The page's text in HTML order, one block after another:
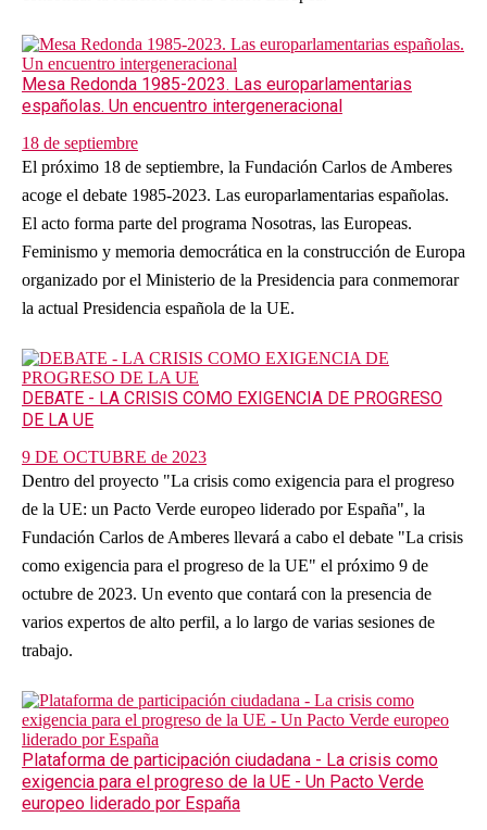
Mesa Redonda 1985-2023. Las europarlamentarias
españolas. Un encuentro intergeneracional
18 de septiembre
El próximo 18 de septiembre, la Fundación Carlos de Amberes
acoge el debate 1985-2023. Las europarlamentarias españolas.
El acto forma parte del programa Nosotras, las Europeas.
Feminismo y memoria democrática en la construcción de Europa
organizado por el Ministerio de la Presidencia para conmemorar
la actual Presidencia española de la UE.
DEBATE - LA CRISIS COMO EXIGENCIA DE PROGRESO
DE LA UE
9 DE OCTUBRE de 2023
Dentro del proyecto "La crisis como exigencia para el progreso
de la UE: un Pacto Verde europeo liderado por España", la
Fundación Carlos de Amberes llevará a cabo el debate "La crisis
como exigencia para el progreso de la UE" el próximo 9 de
octubre de 2023. Un evento que contará con la presencia de
varios expertos de alto perfil, a lo largo de varias sesiones de
trabajo.
Plataforma de participación ciudadana - La crisis como
exigencia para el progreso de la UE - Un Pacto Verde
europeo liderado por España